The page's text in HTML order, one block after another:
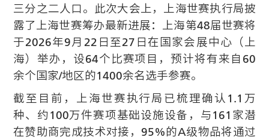
三分之二人口。此次大会上，上海世赛执行局披
露了上海世赛筹办最新进展：上海第48届世赛将
于2026年9月22日至27日在国家会展中心（上
海）举办，设64个比赛项目，预计将有来自60
余个国家/地区的1400余名选手参赛。
截至目前，上海世赛执行局已梳理确认1.1万
种、约100万件赛项基础设施设备，与161家潜
在赞助商完成技术对接，95%的A级物品将通过